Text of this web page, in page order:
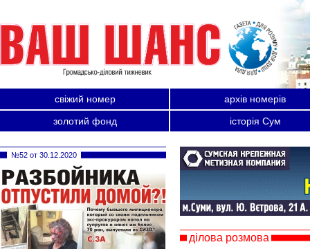
свіжий номер
архів номерів
золотий фонд
історія Сум
ділова розмова
№52 от 30.12.2020